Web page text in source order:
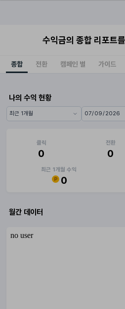
수익금의 종합 리포트
종합 전환 캠페인 별 가이드
나의 수익 현황
기간 프리셋 시작일
종료일
클릭
0
전환
0
최근 1개월 수익
0
월간 데이터